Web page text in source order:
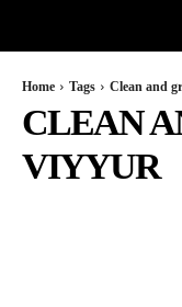
Home Tags Clean and
CLEAN
VIYYUR